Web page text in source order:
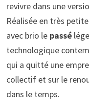
revivre dans une
Réalisée en très
avec brio le passé
technologique
qui a quitté une
collectif et sur le
dans le temps.